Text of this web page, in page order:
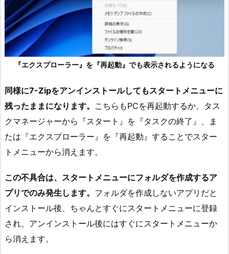
『エクスプローラー』を『再起動』でも表示されるようになる
同様に7-Zipをアンインストールしてもスタートメニューに
残ったままになります。 こちらもPCを再起動するか、タス
クマネージャーから『スタート』を『タスクの終了』、ま
たは『エクスプローラー』を『再起動』することでスター
トメニューから消えます。
この不具合は、スタートメニューにフォルダを作成するア
プリでのみ発生します。 フォルダを作成しないアプリだと
インストール後、ちゃんとすぐにスタートメニューに登録
され、アンインストール後にはすぐにスタートメニューか
ら消えます。